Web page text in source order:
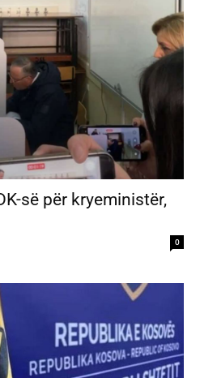
së për kryeministër,
0